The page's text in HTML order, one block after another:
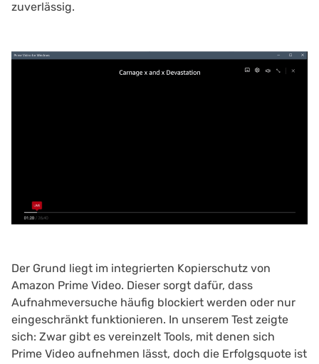
zuverlässig.
Der Grund liegt im integrierten Kopierschutz von
Amazon Prime Video. Dieser sorgt dafür, dass
Aufnahmeversuche häufig blockiert werden oder nur
eingeschränkt funktionieren. In unserem Test zeigte
sich: Zwar gibt es vereinzelt Tools, mit denen sich
Prime Video aufnehmen lässt, doch die Erfolgsquote ist